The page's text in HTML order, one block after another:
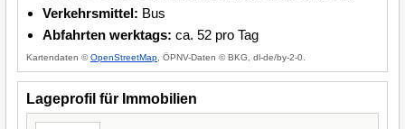
Verkehrsmittel: Bus
Abfahrten werktags: ca. 52 pro Tag
Kartendaten ©OpenStreetMap , ÖPNV-Daten © BKG, dl-de/by-2-0.
Lageprofil für Immobilien